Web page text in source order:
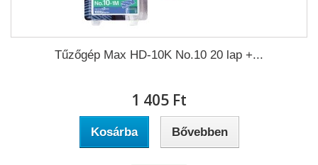
Tűzőgép Max HD-10K No.10 20 lap +...
1 405 Ft‎
Kosárba Bővebben